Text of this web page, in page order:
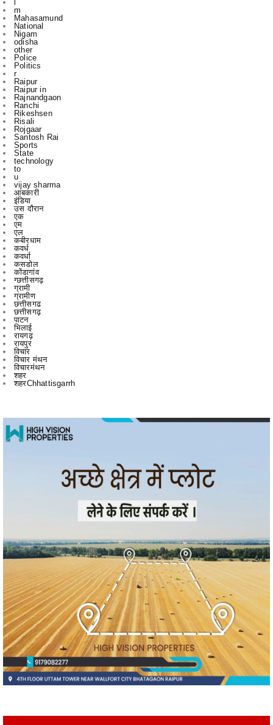
m
Mahasamund
National
Nigam
odisha
other
Police
Politics
r
Raipur
Raipur in
Rajnandgaon
Ranchi
Rikeshsen
Risali
Rojgaar
Santosh Rai
Sports
State
technology
to
u
vijay sharma
आबकारी
इंडिया
उस दौरान
एक
एम
एल
कबीरधाम
कवर्ध
कवर्धा
कसडोल
कोंडागांव
ग्छत्तीसगढ़
ग्रामी
ग्रामीण
छत्तीसगढ
छत्तीसगढ़
पाटन
भिलाई
रायगढ़
रायपुर
विचार
विचार मंथन
विचारमंथन
शहर
शहरChhattisgarrh